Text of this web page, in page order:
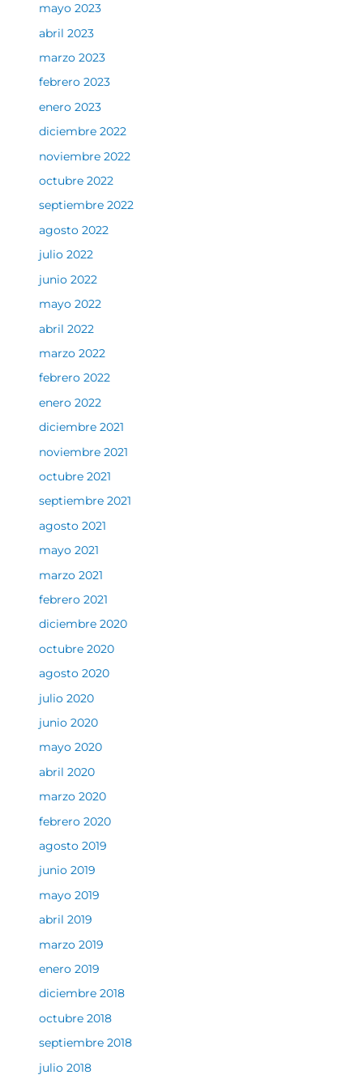
mayo 2023
abril 2023
marzo 2023
febrero 2023
enero 2023
diciembre 2022
noviembre 2022
octubre 2022
septiembre 2022
agosto 2022
julio 2022
junio 2022
mayo 2022
abril 2022
marzo 2022
febrero 2022
enero 2022
diciembre 2021
noviembre 2021
octubre 2021
septiembre 2021
agosto 2021
mayo 2021
marzo 2021
febrero 2021
diciembre 2020
octubre 2020
agosto 2020
julio 2020
junio 2020
mayo 2020
abril 2020
marzo 2020
febrero 2020
agosto 2019
junio 2019
mayo 2019
abril 2019
marzo 2019
enero 2019
diciembre 2018
octubre 2018
septiembre 2018
julio 2018